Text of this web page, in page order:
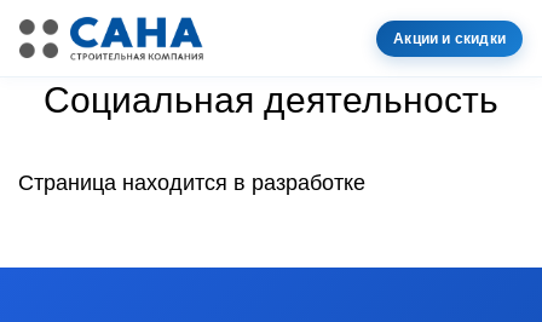
Акции и скидки
Социальная деятельность
Cтраница находится в разработке